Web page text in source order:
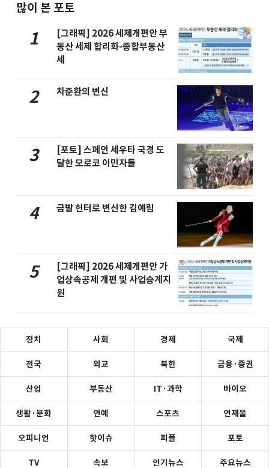
많이 본 포토
1
[그래픽] 2026 세제개편안 부
동산 세제 합리화-종합부동산
세
2 차준환의 변신
3
[포토] 스페인 세우타 국경 도
달한 모로코 이민자들
4 금발 헌터로 변신한 김예림
5
[그래픽] 2026 세제개편안 가
업상속공제 개편 및 사업승계지
원
정치 사회 경제 국제
전국 외교 북한 금융·증권
산업 부동산 IT·과학 바이오
생활·문화 연예 스포츠 연재물
오피니언 핫이슈 피플 포토
TV 속보 인기뉴스 주요뉴스